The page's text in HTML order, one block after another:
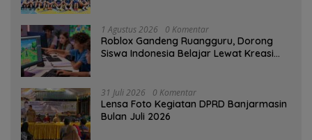
1 Agustus 2026 0 Komentar
Roblox Gandeng Ruangguru, Dorong
Siswa Indonesia Belajar Lewat Kreasi
31 Juli 2026 0 Komentar
Lensa Foto Kegiatan DPRD Banjarmasin
Bulan Juli 2026